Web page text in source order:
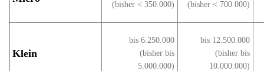
(bisher < 350.000)
(bisher < 700.000)
Klein
bis 6.250.000
(bisher bis
5.000.000)
bis 12.500.000
(bisher bis
10.000.000)